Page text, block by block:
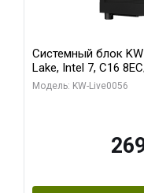
Системный блок
Lake, Intel 7, C16
Palit RTX5080
Модель: KW-Live0056